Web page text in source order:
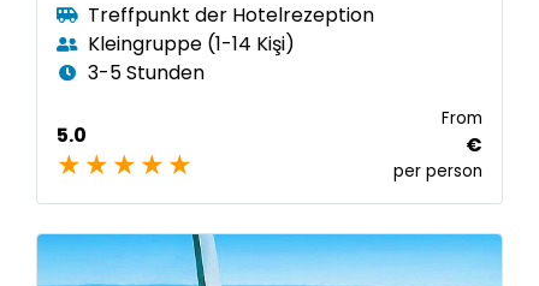
Treffpunkt der Hotelrezeption
Kleingruppe (1-14 Kişi)
3-5 Stunden
5.0
From
€
per person